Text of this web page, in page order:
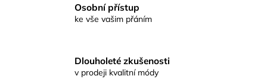
Osobní přístup
ke vše vašim přáním
Dlouholeté zkušenosti
v prodeji kvalitní módy